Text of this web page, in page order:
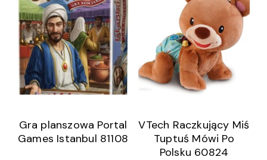
Gra planszowa Portal
Games Istanbul 81108
VTech Raczkujący Miś
Tuptuś Mówi Po
Polsku 60824